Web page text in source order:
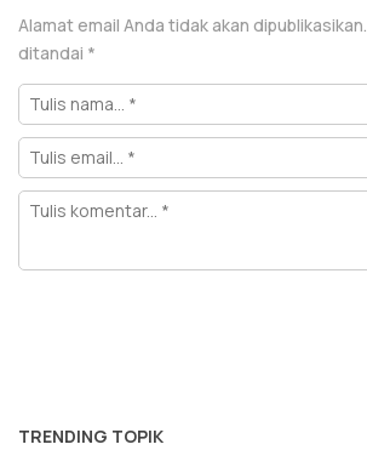
Alamat email Anda tidak akan dipublikasikan.
ditandai *
TRENDING TOPIK